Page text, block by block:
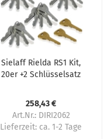
Sielaff Rielda RS1 Kit,
20er +2 Schlüsselsatz
258,43 €
Art.Nr.: DIRI2062
Lieferzeit: ca. 1-2 Tage